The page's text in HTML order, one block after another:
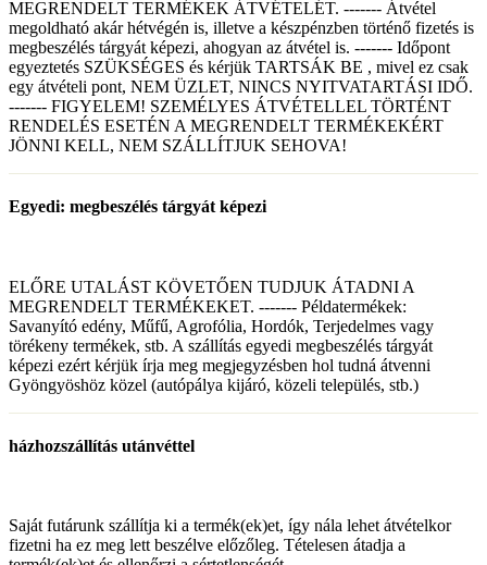
MEGRENDELT TERMÉKEK ÁTVÉTELÉT. ------- Átvétel
megoldható akár hétvégén is, illetve a készpénzben történő fizetés is
megbeszélés tárgyát képezi, ahogyan az átvétel is. ------- Időpont
egyeztetés SZÜKSÉGES és kérjük TARTSÁK BE , mivel ez csak
egy átvételi pont, NEM ÜZLET, NINCS NYITVATARTÁSI IDŐ.
------- FIGYELEM! SZEMÉLYES ÁTVÉTELLEL TÖRTÉNT
RENDELÉS ESETÉN A MEGRENDELT TERMÉKEKÉRT
JÖNNI KELL, NEM SZÁLLÍTJUK SEHOVA!
Egyedi: megbeszélés tárgyát képezi
ELŐRE UTALÁST KÖVETŐEN TUDJUK ÁTADNI A
MEGRENDELT TERMÉKEKET. ------- Példatermékek:
Savanyító edény, Műfű, Agrofólia, Hordók, Terjedelmes vagy
törékeny termékek, stb. A szállítás egyedi megbeszélés tárgyát
képezi ezért kérjük írja meg megjegyzésben hol tudná átvenni
Gyöngyöshöz közel (autópálya kijáró, közeli település, stb.)
házhozszállítás utánvéttel
Saját futárunk szállítja ki a termék(ek)et, így nála lehet átvételkor
fizetni ha ez meg lett beszélve előzőleg. Tételesen átadja a